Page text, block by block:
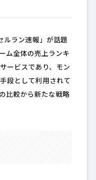
ルラン速報」が話題
ム全体の売上ランキ
ービスであり、モン
段として利用されて
比較から新たな戦略